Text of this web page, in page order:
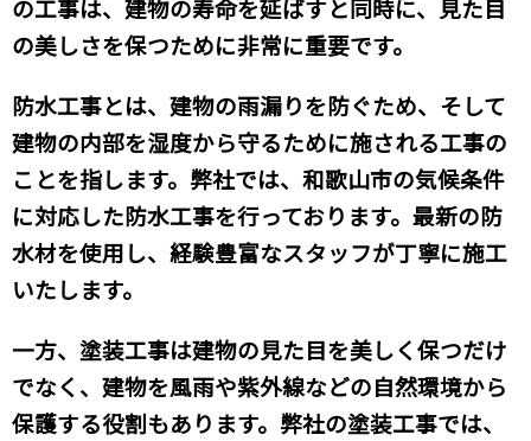
の工事は、建物の寿命を延ばすと同時に、見た目
の美しさを保つために非常に重要です。
防水工事とは、建物の雨漏りを防ぐため、そして
建物の内部を湿度から守るために施される工事の
ことを指します。弊社では、和歌山市の気候条件
に対応した防水工事を行っております。最新の防
水材を使用し、経験豊富なスタッフが丁寧に施工
いたします。
一方、塗装工事は建物の見た目を美しく保つだけ
でなく、建物を風雨や紫外線などの自然環境から
保護する役割もあります。弊社の塗装工事では、